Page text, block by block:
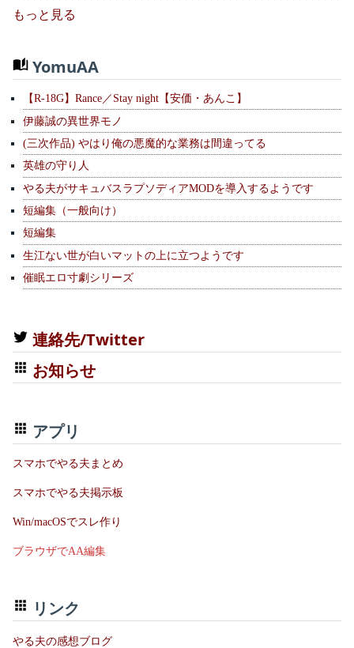
もっと見る
YomuAA
【R-18G】Rance／Stay night【安価・あんこ】
伊藤誠の異世界モノ
(三次作品) やはり俺の悪魔的な業務は間違ってる
英雄の守り人
やる夫がサキュバスラプソディアMODを導入するようです
短編集（一般向け）
短編集
生江ない世が白いマットの上に立つようです
催眠エロ寸劇シリーズ
連絡先/Twitter
お知らせ
アプリ
スマホでやる夫まとめ
スマホでやる夫掲示板
Win/macOSでスレ作り
ブラウザでAA編集
リンク
やる夫の感想ブログ